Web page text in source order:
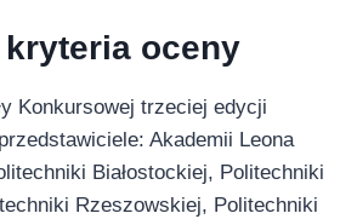
kryteria oceny
Konkursowej trzeciej edycji
Akademii Leona
Białostockiej, Politechniki
Rzeszowskiej, Politechniki